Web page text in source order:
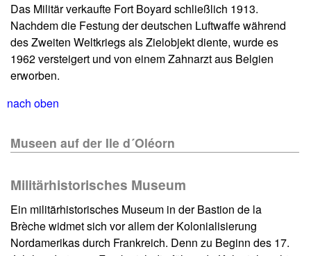
Das Militär verkaufte Fort Boyard schließlich 1913.
Nachdem die Festung der deutschen Luftwaffe während
des Zweiten Weltkriegs als Zielobjekt diente, wurde es
1962 versteigert und von einem Zahnarzt aus Belgien
erworben.
nach oben
Museen auf der Ile d´Oléorn
Militärhistorisches Museum
Ein militärhistorisches Museum in der Bastion de la
Brèche widmet sich vor allem der Kolonialisierung
Nordamerikas durch Frankreich. Denn zu Beginn des 17.